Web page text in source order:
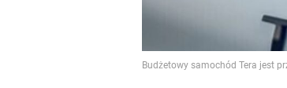
Budżetowy samochód Tera jest